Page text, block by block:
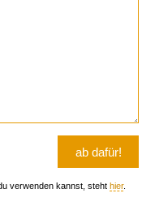
verwenden kannst, steht hier.